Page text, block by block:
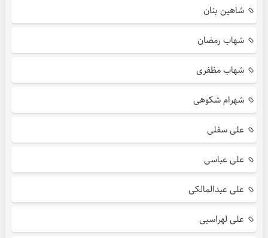
شاهین بنان
شهاب رمضان
شهاب مظفری
شهرام شکوهی
علی سفلی
علی عباسی
علی عبدالمالکی
علی لهراسبی